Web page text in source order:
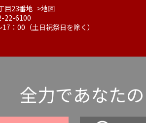
目23番地 >地図
22-6100
：00（土日祝祭日を除く）
全力であなた